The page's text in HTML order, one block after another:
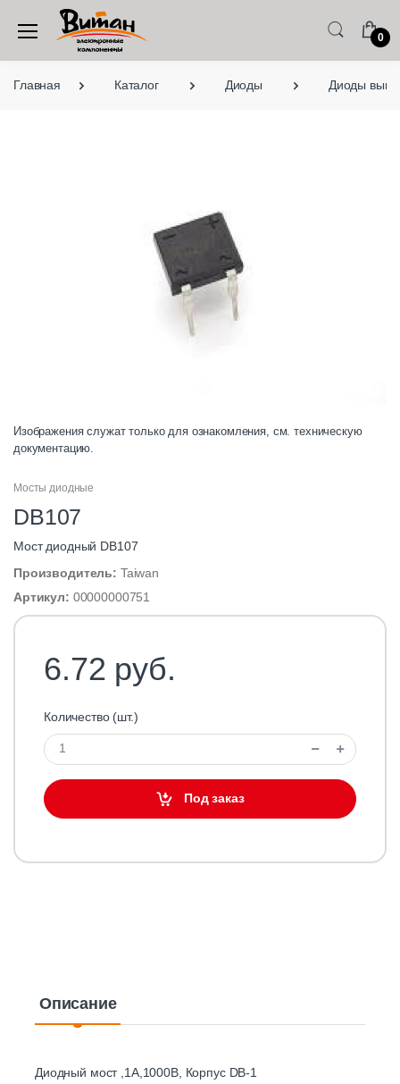
0
Главная Каталог Диоды Диоды
Изображения служат только для ознакомления, см. техническую
документацию.
Мосты диодные
DB107
Мост диодный DB107
Производитель: Taiwan
Артикул: 00000000751
6.72 руб.
Количество (шт.)
Под заказ
Описание
Диодный мост ,1A,1000В, Корпус DB-1